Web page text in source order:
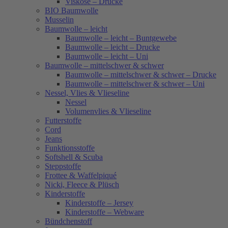
BIO Baumwolle
Musselin
Baumwolle – leicht
Baumwolle – leicht – Buntgewebe
Baumwolle – leicht – Drucke
Baumwolle – leicht – Uni
Baumwolle – mittelschwer & schwer
Baumwolle – mittelschwer & schwer – Drucke
Baumwolle – mittelschwer & schwer – Uni
Nessel, Vlies & Vlieseline
Nessel
Volumenvlies & Vlieseline
Futterstoffe
Cord
Jeans
Funktionsstoffe
Softshell & Scuba
Steppstoffe
Frottee & Waffelpiqué
Nicki, Fleece & Plüsch
Kinderstoffe
Kinderstoffe – Jersey
Kinderstoffe – Webware
Bündchenstoff